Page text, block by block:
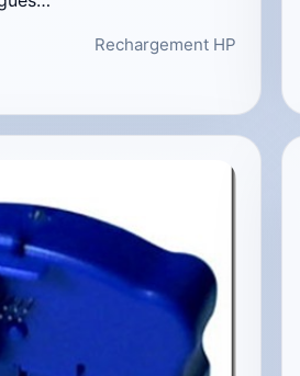
Rechargement HP